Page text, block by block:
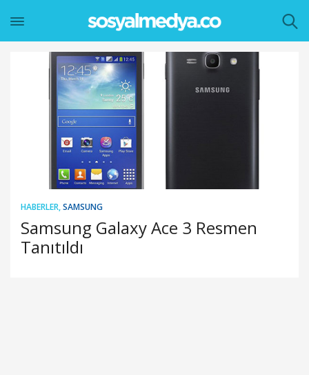
HABERLER,SAMSUNG
Samsung Galaxy Ace 3 Resmen
Tanıtıldı